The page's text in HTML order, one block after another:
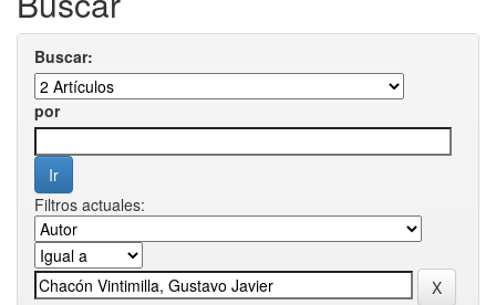
Buscar:
por
Filtros actuales: